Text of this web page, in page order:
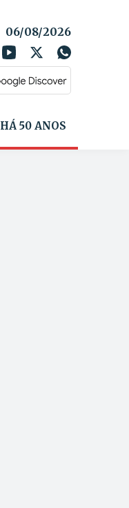
06/08/2026
HÁ 50 ANOS